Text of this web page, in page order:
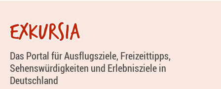
EXKURSIA
Das Portal für Ausflugsziele, Freizeittipps,
Sehenswürdigkeiten und Erlebnisziele in
Deutschland